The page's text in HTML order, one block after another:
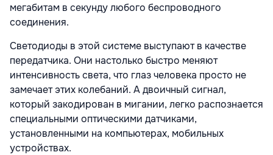
мегабитам в секунду любого беспроводного
соединения.
Светодиоды в этой системе выступают в качестве
передатчика. Они настолько быстро меняют
интенсивность света, что глаз человека просто не
замечает этих колебаний. А двоичный сигнал,
который закодирован в мигании, легко распознается
специальными оптическими датчиками,
установленными на компьютерах, мобильных
устройствах.